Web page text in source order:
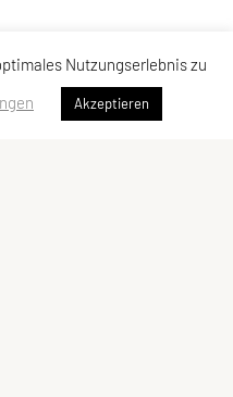
Nutzungserlebnis zu
Akzeptieren